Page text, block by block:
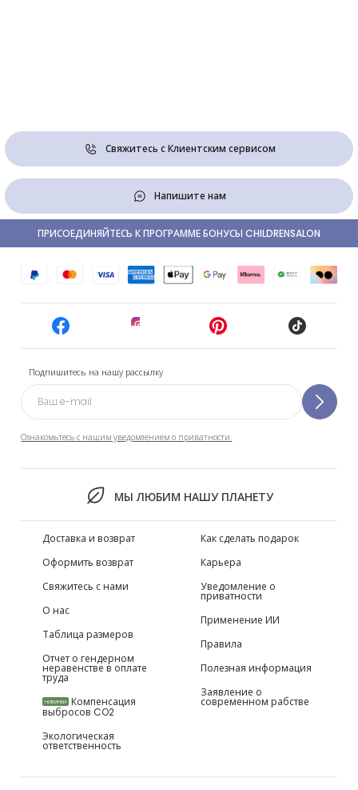
Свяжитесь с Клиентским сервисом
Напишите нам
Подпишитесь на нашу рассылку
Ознакомьтесь с нашим уведомлением о приватности.
МЫ ЛЮБИМ НАШУ ПЛАНЕТУ
ПРИСОЕДИНЯЙТЕСЬ К ПРОГРАММЕ БОНУСЫ CHILDRENSALON
Доставка и возврат
Оформить возврат
Свяжитесь с нами
О нас
Таблица размеров
Отчет о гендерном
неравенстве в оплате
труда
НОВИНКИ Компенсация
выбросов CO2
Экологическая
ответственность
Как сделать подарок
Карьера
Уведомление о
приватности
Применение ИИ
Правила
Полезная информация
Заявление о
современном рабстве